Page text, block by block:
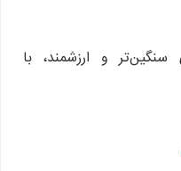
و ارزشمند، با